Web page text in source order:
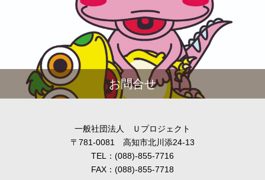
お問合せ
一般社団法人 Ｕプロジェクト
〒781-0081 高知市北川添24-13
TEL：(088)-855-7716
FAX：(088)-855-7718